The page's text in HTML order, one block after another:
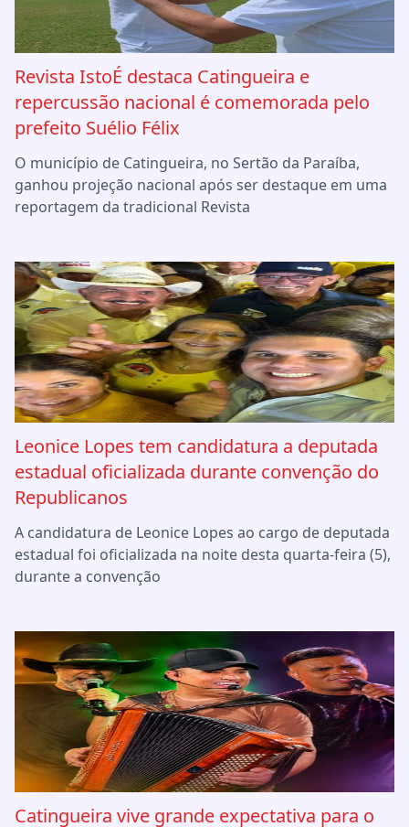
Revista IstoÉ destaca Catingueira e
repercussão nacional é comemorada pelo
prefeito Suélio Félix
O município de Catingueira, no Sertão da Paraíba,
ganhou projeção nacional após ser destaque em uma
reportagem da tradicional Revista
Leonice Lopes tem candidatura a deputada
estadual oficializada durante convenção do
Republicanos
A candidatura de Leonice Lopes ao cargo de deputada
estadual foi oficializada na noite desta quarta-feira (5),
durante a convenção
Catingueira vive grande expectativa para o